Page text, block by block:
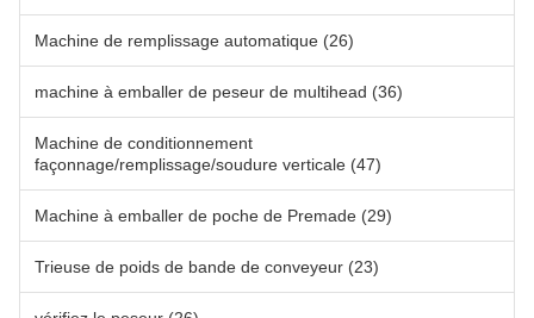
Machine de remplissage automatique (26)
machine à emballer de peseur de multihead (36)
Machine de conditionnement
façonnage/remplissage/soudure verticale (47)
Machine à emballer de poche de Premade (29)
Trieuse de poids de bande de conveyeur (23)